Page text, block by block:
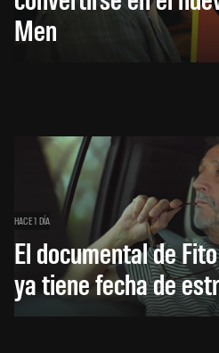
Men
HACE 1 DÍA
El documental de
ya tiene fecha de